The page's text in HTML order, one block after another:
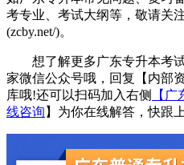
考专业、考试大纲等，敬请关
(zcby.net/)。
想了解更多广东专升本考试
家微信公众号哦，回复【内部
库哦!还可以扫码加入右侧
【
线咨询 】为你在线解答，快跟